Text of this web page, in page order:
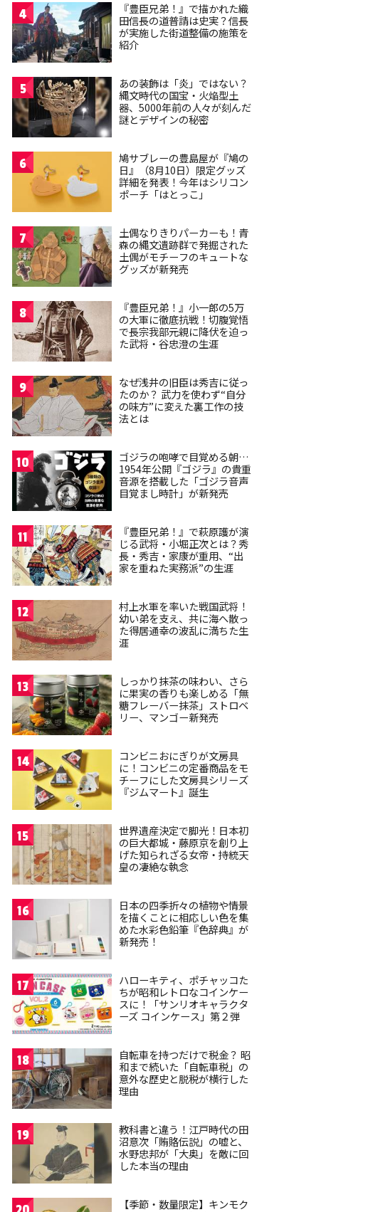
4
『豊臣兄弟！』で描かれた織
田信長の道普請は史実？信長
が実施した街道整備の施策を
紹介
5
あの装飾は「炎」ではない？
縄文時代の国宝・火焔型土
器、5000年前の人々が刻んだ
謎とデザインの秘密
6
鳩サブレーの豊島屋が『鳩の
日』（8月10日）限定グッズ
詳細を発表！今年はシリコン
ポーチ「はとっこ」
7
土偶なりきりパーカーも！青
森の縄文遺跡群で発掘された
土偶がモチーフのキュートな
グッズが新発売
8
『豊臣兄弟！』小一郎の5万
の大軍に徹底抗戦！切腹覚悟
で長宗我部元親に降伏を迫っ
た武将・谷忠澄の生涯
9
なぜ浅井の旧臣は秀吉に従っ
たのか？ 武力を使わず“自分
の味方”に変えた裏工作の技
法とは
10
ゴジラの咆哮で目覚める朝…
1954年公開『ゴジラ』の貴重
音源を搭載した「ゴジラ音声
目覚まし時計」が新発売
11
『豊臣兄弟！』で萩原護が演
じる武将・小堀正次とは？秀
長・秀吉・家康が重用、“出
家を重ねた実務派”の生涯
12
村上水軍を率いた戦国武将！
幼い弟を支え、共に海へ散っ
た得居通幸の波乱に満ちた生
涯
13
しっかり抹茶の味わい、さら
に果実の香りも楽しめる「無
糖フレーバー抹茶」ストロベ
リー、マンゴー新発売
14
コンビニおにぎりが文房具
に！コンビニの定番商品をモ
チーフにした文房具シリーズ
『ジムマート』誕生
15
世界遺産決定で脚光！日本初
の巨大都城・藤原京を創り上
げた知られざる女帝・持統天
皇の凄絶な執念
16
日本の四季折々の植物や情景
を描くことに相応しい色を集
めた水彩色鉛筆『色辞典』が
新発売！
17
ハローキティ、ポチャッコた
ちが昭和レトロなコインケー
スに！「サンリオキャラクタ
ーズ コインケース」第２弾
18
自転車を持つだけで税金？ 昭
和まで続いた「自転車税」の
意外な歴史と脱税が横行した
理由
19
教科書と違う！江戸時代の田
沼意次「賄賂伝説」の嘘と、
水野忠邦が「大奥」を敵に回
した本当の理由
【季節・数量限定】キンモク